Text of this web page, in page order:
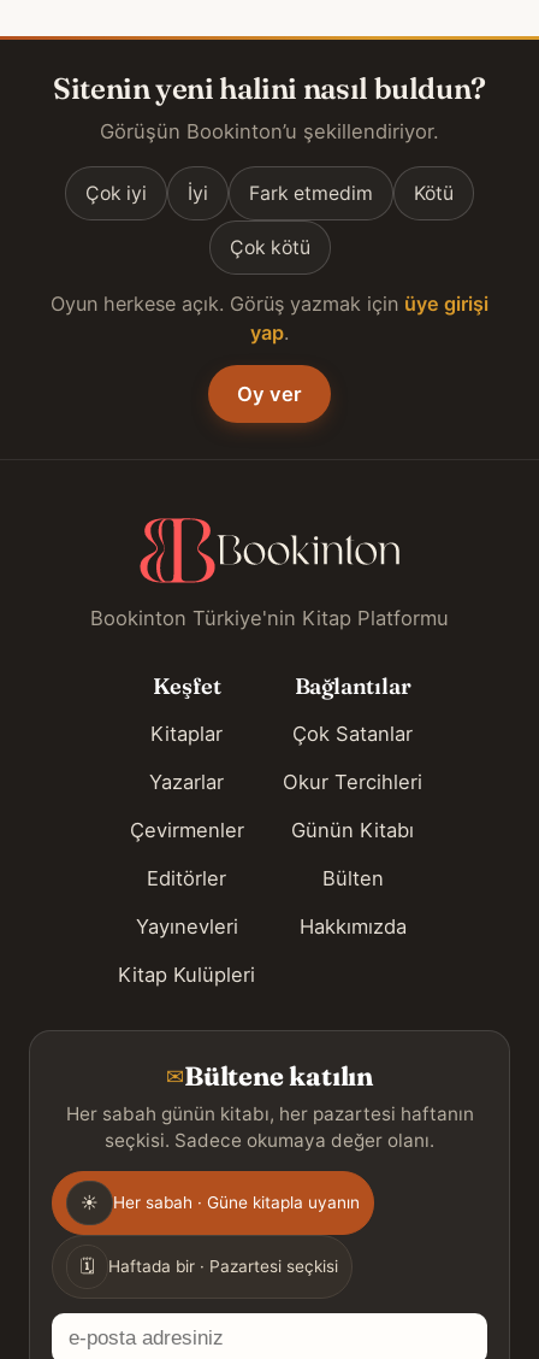
Sitenin yeni halini nasıl buldun?
Görüşün Bookinton’u şekillendiriyor.
Çok iyi İyi Fark etmedim Kötü
Çok kötü
Oyun herkese açık. Görüş yazmak için üye girişi
yap.
Oy ver
Bookinton Türkiye'nin Kitap Platformu
Keşfet
Kitaplar
Yazarlar
Çevirmenler
Editörler
Yayınevleri
Kitap Kulüpleri
Bağlantılar
Çok Satanlar
Okur Tercihleri
Günün Kitabı
Bülten
Hakkımızda
✉Bültene katılın
Her sabah günün kitabı, her pazartesi haftanın
seçkisi. Sadece okumaya değer olanı.
Gönderim
sıklığı
☀ Her sabah · Güne kitapla uyanın
🗓 Haftada bir · Pazartesi seçkisi
E-